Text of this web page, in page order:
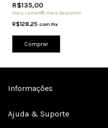
R$135,00
Mais Lumen®, mais desconto!
R$128,25 com Pix
Comprar
Informações
Ajuda & Suporte